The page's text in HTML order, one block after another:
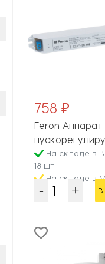
758 ₽
Feron Аппарат
EB51S 21521
На складе в
18 шт.
На складе в
300 шт.
В